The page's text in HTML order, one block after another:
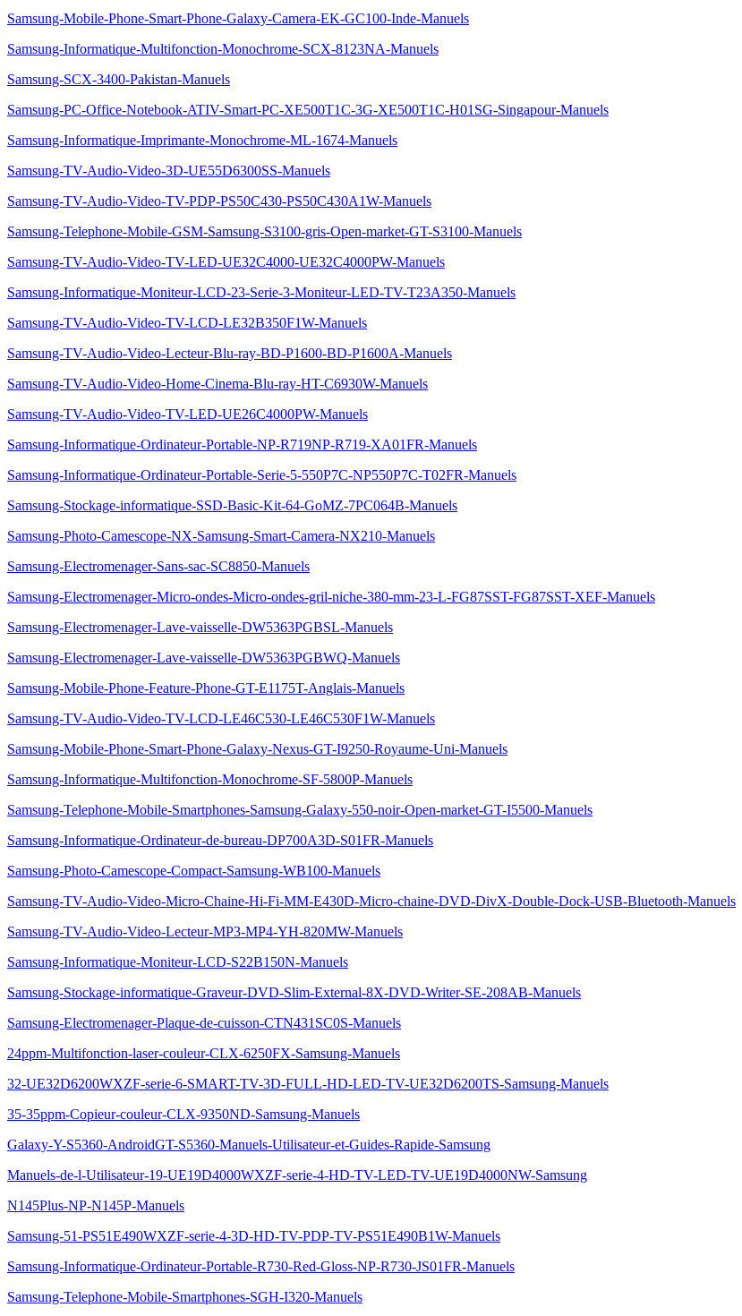
Samsung-Mobile-Phone-Smart-Phone-Galaxy-Camera-EK-GC100-Inde-Manuels
Samsung-Informatique-Multifonction-Monochrome-SCX-8123NA-Manuels
Samsung-SCX-3400-Pakistan-Manuels
Samsung-PC-Office-Notebook-ATIV-Smart-PC-XE500T1C-3G-XE500T1C-H01SG-Singapour-Manuels
Samsung-Informatique-Imprimante-Monochrome-ML-1674-Manuels
Samsung-TV-Audio-Video-3D-UE55D6300SS-Manuels
Samsung-TV-Audio-Video-TV-PDP-PS50C430-PS50C430A1W-Manuels
Samsung-Telephone-Mobile-GSM-Samsung-S3100-gris-Open-market-GT-S3100-Manuels
Samsung-TV-Audio-Video-TV-LED-UE32C4000-UE32C4000PW-Manuels
Samsung-Informatique-Moniteur-LCD-23-Serie-3-Moniteur-LED-TV-T23A350-Manuels
Samsung-TV-Audio-Video-TV-LCD-LE32B350F1W-Manuels
Samsung-TV-Audio-Video-Lecteur-Blu-ray-BD-P1600-BD-P1600A-Manuels
Samsung-TV-Audio-Video-Home-Cinema-Blu-ray-HT-C6930W-Manuels
Samsung-TV-Audio-Video-TV-LED-UE26C4000PW-Manuels
Samsung-Informatique-Ordinateur-Portable-NP-R719NP-R719-XA01FR-Manuels
Samsung-Informatique-Ordinateur-Portable-Serie-5-550P7C-NP550P7C-T02FR-Manuels
Samsung-Stockage-informatique-SSD-Basic-Kit-64-GoMZ-7PC064B-Manuels
Samsung-Photo-Camescope-NX-Samsung-Smart-Camera-NX210-Manuels
Samsung-Electromenager-Sans-sac-SC8850-Manuels
Samsung-Electromenager-Micro-ondes-Micro-ondes-gril-niche-380-mm-23-L-FG87SST-FG87SST-XEF-Manuels
Samsung-Electromenager-Lave-vaisselle-DW5363PGBSL-Manuels
Samsung-Electromenager-Lave-vaisselle-DW5363PGBWQ-Manuels
Samsung-Mobile-Phone-Feature-Phone-GT-E1175T-Anglais-Manuels
Samsung-TV-Audio-Video-TV-LCD-LE46C530-LE46C530F1W-Manuels
Samsung-Mobile-Phone-Smart-Phone-Galaxy-Nexus-GT-I9250-Royaume-Uni-Manuels
Samsung-Informatique-Multifonction-Monochrome-SF-5800P-Manuels
Samsung-Telephone-Mobile-Smartphones-Samsung-Galaxy-550-noir-Open-market-GT-I5500-Manuels
Samsung-Informatique-Ordinateur-de-bureau-DP700A3D-S01FR-Manuels
Samsung-Photo-Camescope-Compact-Samsung-WB100-Manuels
Samsung-TV-Audio-Video-Micro-Chaine-Hi-Fi-MM-E430D-Micro-chaine-DVD-DivX-Double-Dock-USB-Bluetooth-Manuels
Samsung-TV-Audio-Video-Lecteur-MP3-MP4-YH-820MW-Manuels
Samsung-Informatique-Moniteur-LCD-S22B150N-Manuels
Samsung-Stockage-informatique-Graveur-DVD-Slim-External-8X-DVD-Writer-SE-208AB-Manuels
Samsung-Electromenager-Plaque-de-cuisson-CTN431SC0S-Manuels
24ppm-Multifonction-laser-couleur-CLX-6250FX-Samsung-Manuels
32-UE32D6200WXZF-serie-6-SMART-TV-3D-FULL-HD-LED-TV-UE32D6200TS-Samsung-Manuels
35-35ppm-Copieur-couleur-CLX-9350ND-Samsung-Manuels
Galaxy-Y-S5360-AndroidGT-S5360-Manuels-Utilisateur-et-Guides-Rapide-Samsung
Manuels-de-l-Utilisateur-19-UE19D4000WXZF-serie-4-HD-TV-LED-TV-UE19D4000NW-Samsung
N145Plus-NP-N145P-Manuels
Samsung-51-PS51E490WXZF-serie-4-3D-HD-TV-PDP-TV-PS51E490B1W-Manuels
Samsung-Informatique-Ordinateur-Portable-R730-Red-Gloss-NP-R730-JS01FR-Manuels
Samsung-Telephone-Mobile-Smartphones-SGH-I320-Manuels